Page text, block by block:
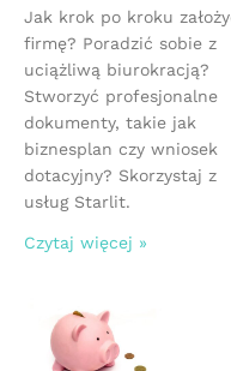
Jak krok po kroku
firmę? Poradzić sobie z
uciążliwą biurokracją?
Stworzyć profesjonalne
dokumenty, takie jak
biznesplan czy wniosek
dotacyjny? Skorzystaj z
usług Starlit.
Czytaj więcej »